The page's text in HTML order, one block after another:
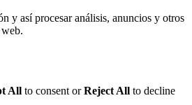
y así procesar análisis, anuncios y otros
All to consent orReject All to decline